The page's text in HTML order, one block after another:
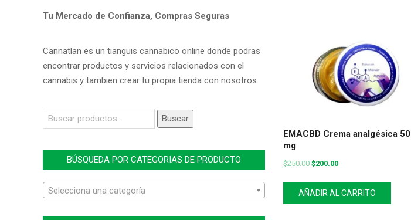
EMACBD Crema analgésica 50
mg
$250.00 $200.00
AÑADIR AL CARRITO
Tu Mercado de Confianza, Compras Seguras
Cannatlan es un tianguis cannabico online donde podras
encontrar productos y servicios relacionados con el
cannabis y tambien crear tu propia tienda con nosotros.
Buscar
por:
Buscar
BÚSQUEDA POR CATEGORIAS DE PRODUCTO
Selecciona una categoría